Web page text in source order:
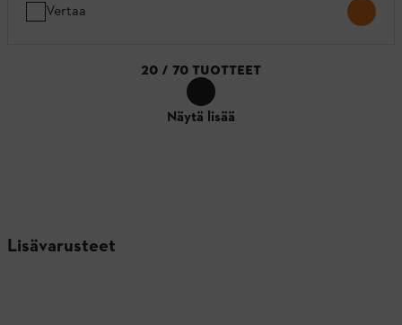
Vertaa
20 / 70 TUOTTEET
Näytä lisää
Lisävarusteet